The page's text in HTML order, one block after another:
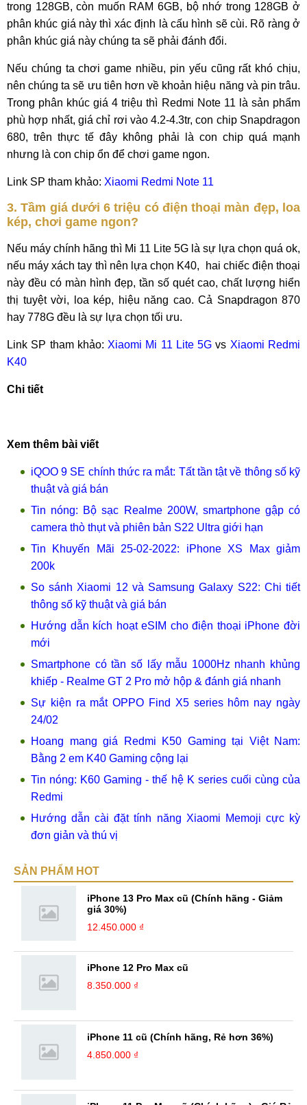
trong 128GB, còn muốn RAM 6GB, bộ nhớ trong 128GB ở
phân khúc giá này thì xác định là cấu hình sẽ cùi. Rõ ràng ở
phân khúc giá này chúng ta sẽ phải đánh đổi.
Nếu chúng ta chơi game nhiều, pin yếu cũng rất khó chịu,
nên chúng ta sẽ ưu tiên hơn về khoản hiệu năng và pin trâu.
Trong phân khúc giá 4 triệu thì Redmi Note 11 là sản phẩm
phù hợp nhất, giá chỉ rơi vào 4.2-4.3tr, con chip Snapdragon
680, trên thực tế đây không phải là con chip quá mạnh
nhưng là con chip ổn để chơi game ngon.
Link SP tham khảo: Xiaomi Redmi Note 11
3. Tầm giá dưới 6 triệu có điện thoại màn đẹp, loa
kép, chơi game ngon?
Nếu máy chính hãng thì Mi 11 Lite 5G là sự lựa chọn quá ok,
nếu máy xách tay thì nên lựa chọn K40, hai chiếc điện thoại
này đều có màn hình đẹp, tần số quét cao, chất lượng hiển
thị tuyệt vời, loa kép, hiệu năng cao. Cả Snapdragon 870
hay 778G đều là sự lựa chọn tối ưu.
Link SP tham khảo: Xiaomi Mi 11 Lite 5G vs Xiaomi Redmi
K40
Chi tiết
Xem thêm bài viết
iQOO 9 SE chính thức ra mắt: Tất tần tật về thông số kỹ
thuật và giá bán
Tin nóng: Bộ sạc Realme 200W, smartphone gập có
camera thò thụt và phiên bản S22 Ultra giới hạn
Tin Khuyến Mãi 25-02-2022: iPhone XS Max giảm
200k
So sánh Xiaomi 12 và Samsung Galaxy S22: Chi tiết
thông số kỹ thuật và giá bán
Hướng dẫn kích hoạt eSIM cho điện thoại iPhone đời
mới
Smartphone có tần số lấy mẫu 1000Hz nhanh khủng
khiếp - Realme GT 2 Pro mở hộp & đánh giá nhanh
Sự kiện ra mắt OPPO Find X5 series hôm nay ngày
24/02
Hoang mang giá Redmi K50 Gaming tại Việt Nam:
Bằng 2 em K40 Gaming cộng lại
Tin nóng: K60 Gaming - thế hệ K series cuối cùng của
Redmi
Hướng dẫn cài đặt tính năng Xiaomi Memoji cực kỳ
đơn giản và thú vị
SẢN PHẨM HOT
iPhone 13 Pro Max cũ (Chính hãng - Giảm
giá 30%)
12.450.000 ₫
iPhone 12 Pro Max cũ
8.350.000 ₫
iPhone 11 cũ (Chính hãng, Rẻ hơn 36%)
4.850.000 ₫